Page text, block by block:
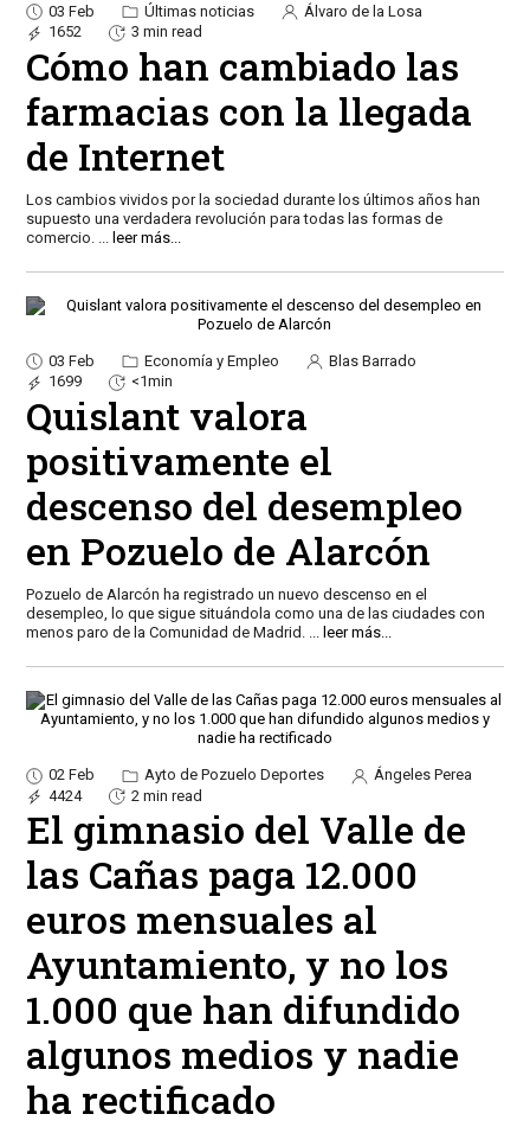
03 Feb Últimas noticias
Álvaro de la Losa
1652
3 min read
Cómo han cambiado las
farmacias con la llegada
de Internet
Los cambios vividos por la sociedad durante los últimos años han
supuesto una verdadera revolución para todas las formas de
comercio.
leer más...
03 Feb Economía y Empleo
Blas Barrado
1699
<1min
Quislant valora
positivamente el
descenso del desempleo
en Pozuelo de Alarcón
Pozuelo de Alarcón ha registrado un nuevo descenso en el
desempleo, lo que sigue situándola como una de las ciudades con
menos paro de la Comunidad de Madrid. ... leer más...
02 Feb Ayto de Pozuelo Deportes
Ángeles Perea
4424
2 min read
El gimnasio del Valle de
las Cañas paga 12.000
euros mensuales al
Ayuntamiento, y no los
1.000 que han difundido
algunos medios y nadie
ha rectificado